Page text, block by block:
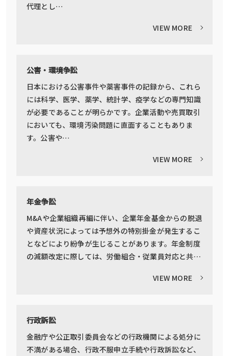
代理とし…
VIEW MORE
公害・環境争訟
日本における公害事件や薬害事件の記録から、これら
には科学、医学、薬学、統計学、疫学などの専門知識
が必要であることが明らかです。企業活動や売買取引
においても、環境汚染問題に直面することもありま
す。公害や…
VIEW MORE
年金争訟
M&Aや企業組織再編に伴い、企業年金基金からの脱退
や資産状況によっては予想外の特別掛金が発生するこ
となどにより紛争が生じることがあります。年金制度
の減額改定に際しては、労働組合・従業員対応と共…
VIEW MORE
行政訴訟
金融庁や公正取引委員会などの行政機関による処分に
不満がある場合、行政不服申立手続や行政訴訟など、